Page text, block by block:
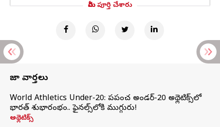
మీరు పూర్తి చేశారు
తాజా వార్తలు
World Athletics Under-20: ప్రపంచ అండర్-20 అథ్లెటిక్స్‌లో
భారత్‌ శుభారంభం.. ఫైనల్స్‌లోకి ముగ్గురు!
అథ్లెటిక్స్